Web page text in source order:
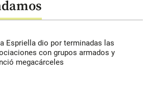
Espriella dio por terminadas las
con grupos armados y
megacárceles